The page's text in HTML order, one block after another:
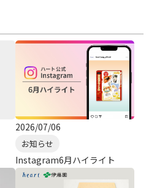
2026/07/06
お知らせ
Instagram6月ハイライト